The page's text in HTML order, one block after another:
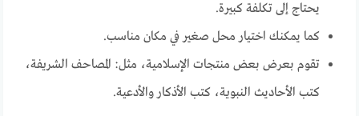
يحتاج إلى تكلفة كبيرة.
كما يمكنك اختيار محل صغير في مكان مناسب.
تقوم بعرض بعض منتجات الإسلامية، مثل: المصاحف الشريفة،
كتب الأحاديث النبوية، كتب الأذكار والأدعية.